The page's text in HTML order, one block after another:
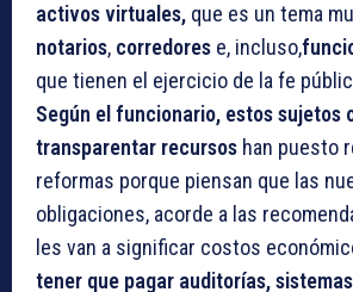
activos virtuales, que es un tema
notarios, corredores e, incluso,
que tienen el ejercicio de la fe
Según el funcionario, estos sujetos
transparentar recursos han puesto
reformas porque piensan que las
obligaciones, acorde a las
les van a significar costos
tener que pagar auditorías, sistemas